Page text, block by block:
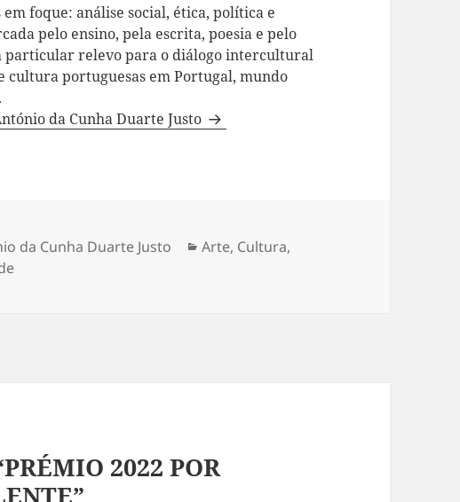
foque: análise social, ética, política e
pelo ensino, pela escrita, poesia e pelo
particular relevo para o diálogo intercultural
cultura portuguesas em Portugal, mundo
da Cunha Duarte Justo
da Cunha Duarte Justo Categorias
Arte, Cultura,
2022 POR